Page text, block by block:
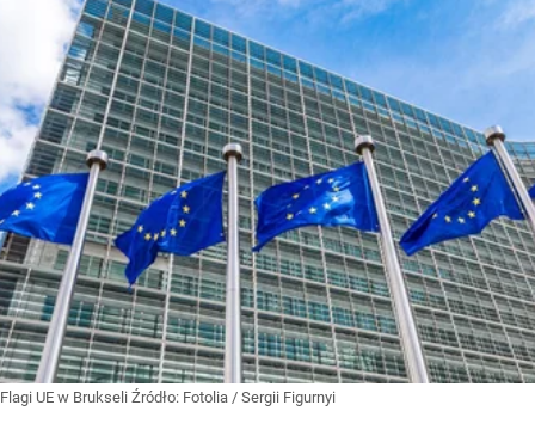
Flagi UE w Brukseli Źródło: Fotolia / Sergii Figurnyi